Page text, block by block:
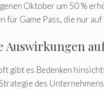
Oktober um 50 %
Game Pass, die nur
Auswirkungen
es Bedenken
des